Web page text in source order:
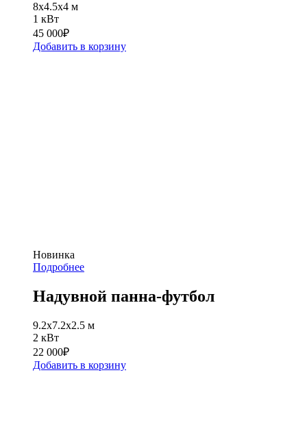
8х4.5х4 м
1 кВт
45 000₽
Добавить в корзину
Новинка
Подробнее
Надувной панна-футбол
9.2х7.2х2.5 м
2 кВт
22 000₽
Добавить в корзину